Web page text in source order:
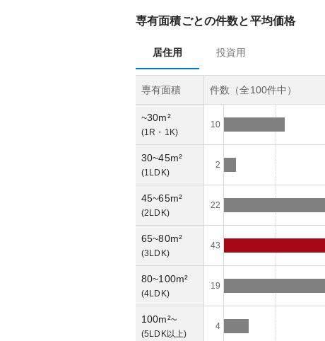
専有面積ごとの件数と平均価格
居住用 投資用
専有面積 件数（全100件中）
~30m²
(1R・1K)
10
30~45m²
(1LDK)
2
45~65m²
(2LDK)
22
65~80m²
(3LDK)
43
80~100m²
(4LDK)
19
100m²~
(5LDK以上)
4